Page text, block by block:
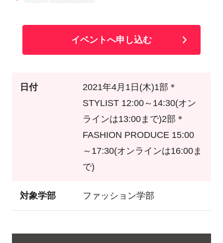
イベントへ申し込む
日付
2021年4月1日(木)1部＊
STYLIST 12:00～14:30(オン
ラインは13:00まで)2部＊
FASHION PRODUCE 15:00
～17:30(オンラインは16:00ま
で)
対象学部 ファッション学部